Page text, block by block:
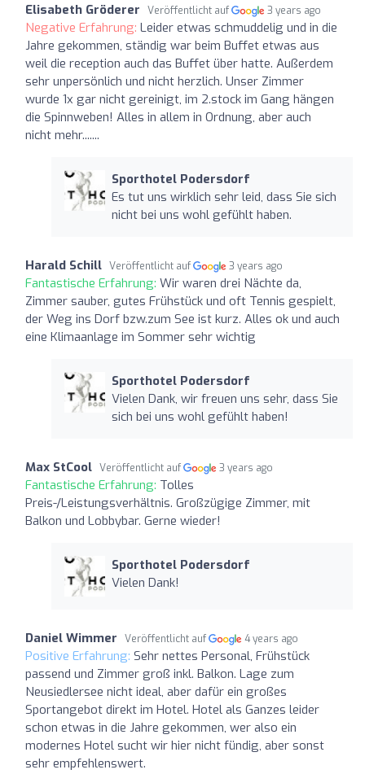
Elisabeth Gröderer Veröffentlicht auf 3 years ago
Negative Erfahrung: Leider etwas schmuddelig und in die
Jahre gekommen, ständig war beim Buffet etwas aus
weil die reception auch das Buffet über hatte. Außerdem
sehr unpersönlich und nicht herzlich. Unser Zimmer
wurde 1x gar nicht gereinigt, im 2.stock im Gang hängen
die Spinnweben! Alles in allem in Ordnung, aber auch
nicht mehr.......
Sporthotel Podersdorf
Es tut uns wirklich sehr leid, dass Sie sich
nicht bei uns wohl gefühlt haben.
Harald Schill Veröffentlicht auf 3 years ago
Fantastische Erfahrung: Wir waren drei Nächte da,
Zimmer sauber, gutes Frühstück und oft Tennis gespielt,
der Weg ins Dorf bzw.zum See ist kurz. Alles ok und auch
eine Klimaanlage im Sommer sehr wichtig
Sporthotel Podersdorf
Vielen Dank, wir freuen uns sehr, dass Sie
sich bei uns wohl gefühlt haben!
Max StCool Veröffentlicht auf 3 years ago
Fantastische Erfahrung: Tolles
Preis-/Leistungsverhältnis. Großzügige Zimmer, mit
Balkon und Lobbybar. Gerne wieder!
Sporthotel Podersdorf
Vielen Dank!
Daniel Wimmer Veröffentlicht auf 4 years ago
Positive Erfahrung: Sehr nettes Personal, Frühstück
passend und Zimmer groß inkl. Balkon. Lage zum
Neusiedlersee nicht ideal, aber dafür ein großes
Sportangebot direkt im Hotel. Hotel als Ganzes leider
schon etwas in die Jahre gekommen, wer also ein
modernes Hotel sucht wir hier nicht fündig, aber sonst
sehr empfehlenswert.